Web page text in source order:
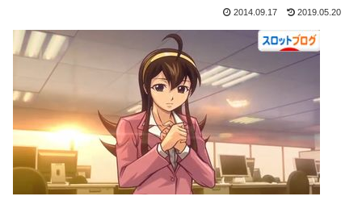
2014.09.17 2019.05.20